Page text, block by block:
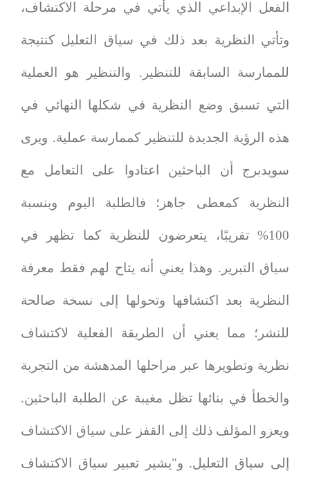
الفعل الإبداعي الذي يأتي في مرحلة الاكتشاف،
وتأتي النظرية بعد ذلك في سياق التعليل كنتيجة
للممارسة السابقة للتنظير. والتنظير هو العملية
التي تسبق وضع النظرية في شكلها النهائي في
هذه الرؤية الجديدة للتنظير كممارسة عملية. ويرى
سويدبرج أن الباحثين اعتادوا على التعامل مع
النظرية كمعطى جاهز؛ فالطلبة اليوم وبنسبة
100% تقريبًا، يتعرضون للنظرية كما تظهر في
سياق التبرير. وهذا يعني أنه يتاح لهم فقط معرفة
النظرية بعد اكتشافها وتحولها إلى نسخة صالحة
للنشر؛ مما يعني أن الطريقة الفعلية لاكتشاف
نظرية وتطويرها عبر مراحلها المدهشة من التجربة
والخطأ في بنائها تظل مغيبة عن الطلبة الباحثين.
ويعزو المؤلف ذلك إلى القفز على سياق الاكتشاف
إلى سياق التعليل. و"يشير تعبير سياق الاكتشاف